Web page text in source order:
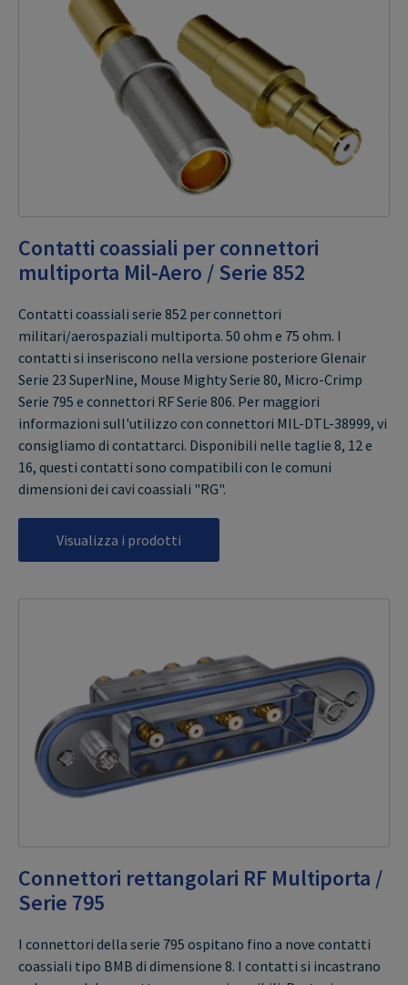
Contatti coassiali per connettori
multiporta Mil-Aero / Serie 852
Contatti coassiali serie 852 per connettori
militari/aerospaziali multiporta. 50 ohm e 75 ohm. I
contatti si inseriscono nella versione posteriore Glenair
Serie 23 SuperNine, Mouse Mighty Serie 80, Micro-Crimp
Serie 795 e connettori RF Serie 806. Per maggiori
informazioni sull'utilizzo con connettori MIL-DTL-38999, vi
consigliamo di contattarci. Disponibili nelle taglie 8, 12 e
16, questi contatti sono compatibili con le comuni
dimensioni dei cavi coassiali "RG".
Visualizza i prodotti
Connettori rettangolari RF Multiporta /
Serie 795
I connettori della serie 795 ospitano fino a nove contatti
coassiali tipo BMB di dimensione 8. I contatti si incastrano